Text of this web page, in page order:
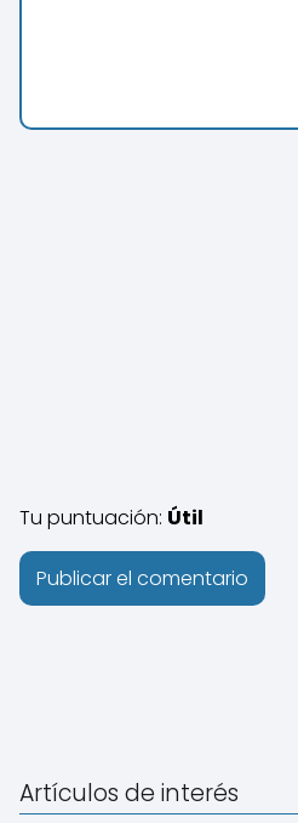
Tu puntuación: Útil
Artículos de interés